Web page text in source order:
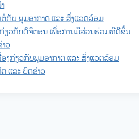
ຕໍ່ກັບ ພູມອາກາດ ແລະ ສິ່ງແວດລ້ອມ
ກ່ຽວກັບດິຈິຕອນ ເພື່ອການມີສ່ວນຮ່ວມທີດີຂຶ້ນ
ວ
ອງກ່ຽວກັບພູມອາກາດ ແລະ ສິ່ງແວດລ້ອມ
ແລະ ບົດຂ່າວ